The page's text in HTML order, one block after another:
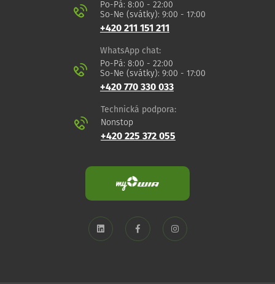
Po-Pá: 8:00 - 22:00
So-Ne (svátky): 9:00 - 17:00
+420 211 151 211
WhatsApp chat:
Po-Pá: 8:00 - 22:00
So-Ne (svátky): 9:00 - 17:00
+420 770 330 033
Technická podpora:
Nonstop
+420 225 372 055